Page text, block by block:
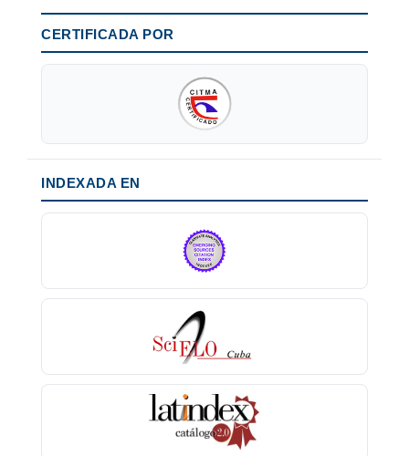
CERTIFICADA POR
INDEXADA EN